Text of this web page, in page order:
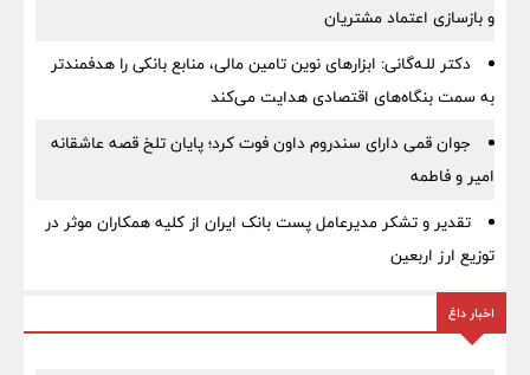
و بازسازی اعتماد مشتریان
دکتر للـه‌گانی: ابزارهای نوین تامین مالی، منابع بانکی را هدفمندتر
به سمت بنگاه‌های اقتصادی هدایت می‌کند
جوان قمی دارای سندروم داون فوت کرد؛ پایان تلخ قصه عاشقانه
امیر و فاطمه
تقدیر و تشکر مدیرعامل پست بانک ایران از کلیه همکاران موثر در
توزیع ارز اربعین
اخبار داغ